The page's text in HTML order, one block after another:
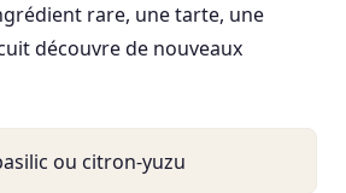
rare, une tarte, une
découvre de nouveaux
ou citron-yuzu